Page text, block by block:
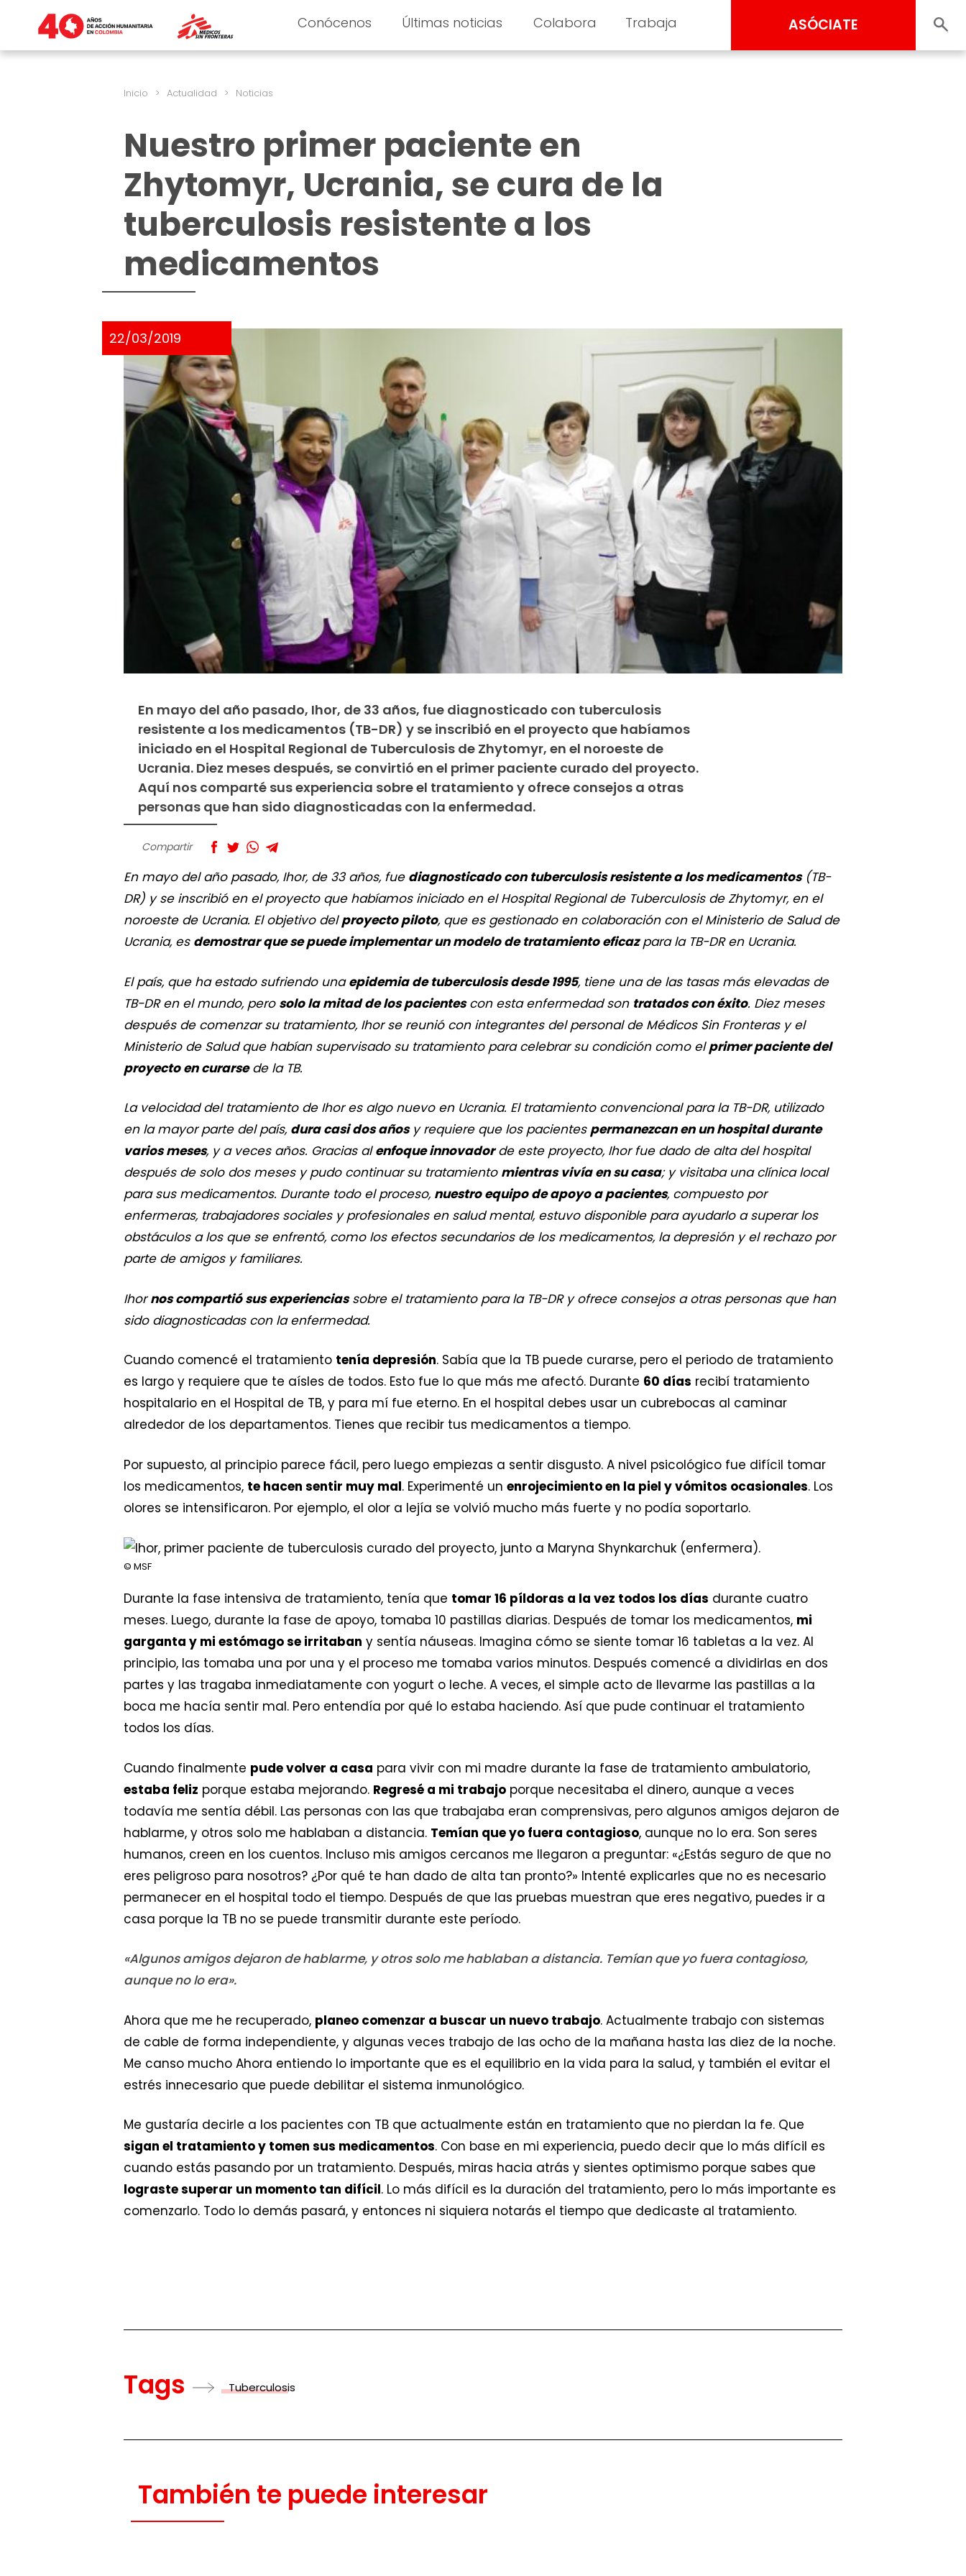
Conócenos Últimas noticias Colabora Trabaja ASÓCIATE
Inicio > Actualidad > Noticias
Nuestro primer paciente en
Zhytomyr, Ucrania, se cura de la
tuberculosis resistente a los
medicamentos
22/03/2019
En mayo del año pasado, Ihor, de 33 años, fue diagnosticado con tuberculosis
resistente a los medicamentos (TB-DR) y se inscribió en el proyecto que habíamos
iniciado en el Hospital Regional de Tuberculosis de Zhytomyr, en el noroeste de
Ucrania. Diez meses después, se convirtió en el primer paciente curado del proyecto.
Aquí nos comparté sus experiencia sobre el tratamiento y ofrece consejos a otras
personas que han sido diagnosticadas con la enfermedad.
Compartir
En mayo del año pasado, Ihor, de 33 años, fue diagnosticado con tuberculosis resistente a los medicamentos(TB-
DR) y se inscribió en el proyecto que habíamos iniciado en el Hospital Regional de Tuberculosis de Zhytomyr, en el
noroeste de Ucrania. El objetivo delproyecto piloto, que es gestionado en colaboración con el Ministerio de Salud de
Ucrania, es demostrar que se puede implementar un modelo de tratamiento eficazpara la TB-DR en Ucrania.
El país, que ha estado sufriendo unaepidemia de tuberculosis desde 1995, tiene una de las tasas más elevadas de
TB-DR en el mundo, pero solo la mitad de los pacientescon esta enfermedad son tratados con éxito. Diez meses
después de comenzar su tratamiento, Ihor se reunió con integrantes del personal de Médicos Sin Fronteras y el
Ministerio de Salud que habían supervisado su tratamiento para celebrar su condición como elprimer paciente del
proyecto en curarsede la TB.
La velocidad del tratamiento de Ihor es algo nuevo en Ucrania. El tratamiento convencional para la TB-DR, utilizado
en la mayor parte del país, dura casi dos añosy requiere que los pacientes permanezcan en un hospital durante
varios meses, y a veces años. Gracias alenfoque innovadorde este proyecto, Ihor fue dado de alta del hospital
después de solo dos meses y pudo continuar su tratamiento mientras vivía en su casa; y visitaba una clínica local
para sus medicamentos. Durante todo el proceso, nuestro equipo de apoyo a pacientes, compuesto por
enfermeras, trabajadores sociales y profesionales en salud mental, estuvo disponible para ayudarlo a superar los
obstáculos a los que se enfrentó, como los efectos secundarios de los medicamentos, la depresión y el rechazo por
parte de amigos y familiares.
Ihornos compartió sus experienciassobre el tratamiento para la TB-DR y ofrece consejos a otras personas que han
sido diagnosticadas con la enfermedad.
Cuando comencé el tratamiento tenía depresión. Sabía que la TB puede curarse, pero el periodo de tratamiento
es largo y requiere que te aísles de todos. Esto fue lo que más me afectó. Durante 60 días recibí tratamiento
hospitalario en el Hospital de TB, y para mí fue eterno. En el hospital debes usar un cubrebocas al caminar
alrededor de los departamentos. Tienes que recibir tus medicamentos a tiempo.
Por supuesto, al principio parece fácil, pero luego empiezas a sentir disgusto. A nivel psicológico fue difícil tomar
los medicamentos, te hacen sentir muy mal. Experimenté un enrojecimiento en la piel y vómitos ocasionales. Los
olores se intensificaron. Por ejemplo, el olor a lejía se volvió mucho más fuerte y no podía soportarlo.
© MSF
Durante la fase intensiva de tratamiento, tenía que tomar 16 píldoras a la vez todos los días durante cuatro
meses. Luego, durante la fase de apoyo, tomaba 10 pastillas diarias. Después de tomar los medicamentos, mi
garganta y mi estómago se irritaban y sentía náuseas. Imagina cómo se siente tomar 16 tabletas a la vez. Al
principio, las tomaba una por una y el proceso me tomaba varios minutos. Después comencé a dividirlas en dos
partes y las tragaba inmediatamente con yogurt o leche. A veces, el simple acto de llevarme las pastillas a la
boca me hacía sentir mal. Pero entendía por qué lo estaba haciendo. Así que pude continuar el tratamiento
todos los días.
Cuando finalmente pude volver a casa para vivir con mi madre durante la fase de tratamiento ambulatorio,
estaba feliz porque estaba mejorando. Regresé a mi trabajo porque necesitaba el dinero, aunque a veces
todavía me sentía débil. Las personas con las que trabajaba eran comprensivas, pero algunos amigos dejaron de
hablarme, y otros solo me hablaban a distancia. Temían que yo fuera contagioso, aunque no lo era. Son seres
humanos, creen en los cuentos. Incluso mis amigos cercanos me llegaron a preguntar: «¿Estás seguro de que no
eres peligroso para nosotros? ¿Por qué te han dado de alta tan pronto?» Intenté explicarles que no es necesario
permanecer en el hospital todo el tiempo. Después de que las pruebas muestran que eres negativo, puedes ir a
casa porque la TB no se puede transmitir durante este período.
«Algunos amigos dejaron de hablarme, y otros solo me hablaban a distancia. Temían que yo fuera contagioso,
aunque no lo era».
Ahora que me he recuperado, planeo comenzar a buscar un nuevo trabajo. Actualmente trabajo con sistemas
de cable de forma independiente, y algunas veces trabajo de las ocho de la mañana hasta las diez de la noche.
Me canso mucho Ahora entiendo lo importante que es el equilibrio en la vida para la salud, y también el evitar el
estrés innecesario que puede debilitar el sistema inmunológico.
Me gustaría decirle a los pacientes con TB que actualmente están en tratamiento que no pierdan la fe. Que
sigan el tratamiento y tomen sus medicamentos. Con base en mi experiencia, puedo decir que lo más difícil es
cuando estás pasando por un tratamiento. Después, miras hacia atrás y sientes optimismo porque sabes que
lograste superar un momento tan difícil. Lo más difícil es la duración del tratamiento, pero lo más importante es
comenzarlo. Todo lo demás pasará, y entonces ni siquiera notarás el tiempo que dedicaste al tratamiento.
Tags Tuberculosis
También te puede interesar